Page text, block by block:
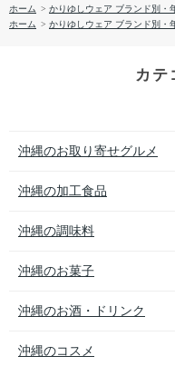
ホーム > かりゆしウェア ブランド別・
ホーム > かりゆしウェア ブランド別・
カテ
沖縄のお取り寄せグルメ
沖縄の加工食品
沖縄の調味料
沖縄のお菓子
沖縄のお酒・ドリンク
沖縄のコスメ